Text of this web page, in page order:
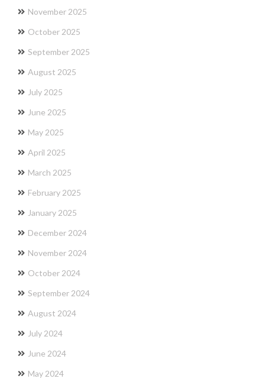
November 2025
October 2025
September 2025
August 2025
July 2025
June 2025
May 2025
April 2025
March 2025
February 2025
January 2025
December 2024
November 2024
October 2024
September 2024
August 2024
July 2024
June 2024
May 2024